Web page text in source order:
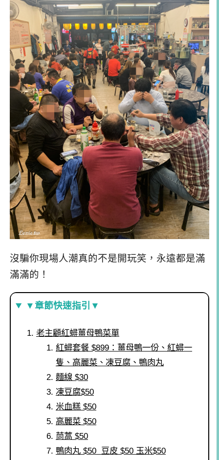
沒騙你現場人潮真的不是開玩笑，永遠都是滿
滿滿的！
▼章節快速指引▼
老主顧紅蟳薑母鴨菜單
紅蟳套餐 $899：薑母鴨一份、紅蟳一
隻、高麗菜、凍豆腐、鴨肉丸
麵線 $30
凍豆腐$50
米血糕 $50
高麗菜 $50
茼蒿 $50
鴨肉丸 $50 豆皮 $50 玉米$50